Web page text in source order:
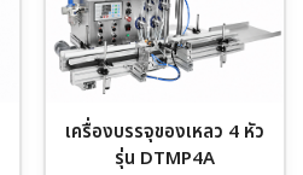
เครื่องบรรจุของเหลว 4 หัว
รุ่น DTMP4A